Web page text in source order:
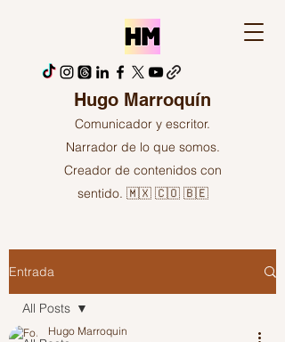
Hugo Marroquín
Comunicador y escritor.
Narrador de lo que somos.
Creador de contenidos con
sentido. 🇲🇽 🇨🇴 🇧🇪
Entrada
All Posts
Hugo Marroquin